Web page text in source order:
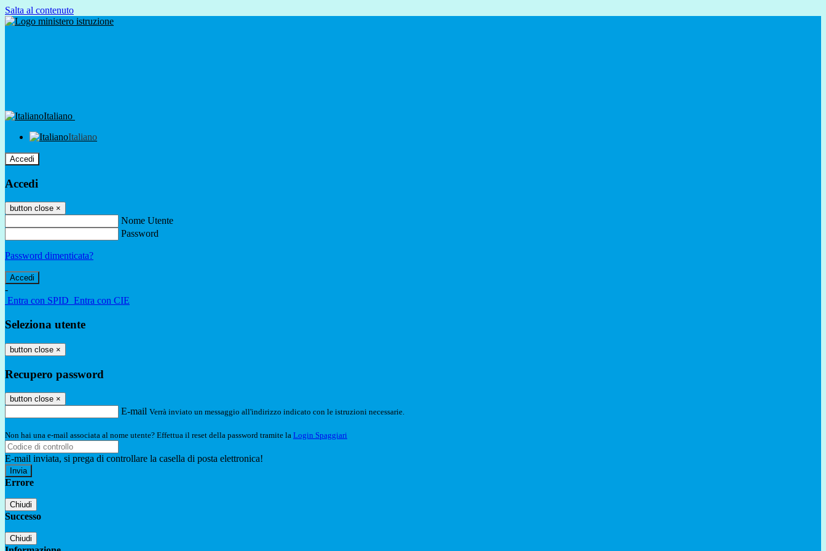
Salta al contenuto
Italiano
Italiano
Accedi
Accedi
button close ×
Nome Utente
Password
Password dimenticata?
-
Entra con SPID Entra con CIE
Seleziona utente
button close ×
Recupero password
button close ×
E-mail Verrà inviato un messaggio all'indirizzo indicato con le istruzioni necessarie.
Non hai una e-mail associata al nome utente? Effettua il reset della password tramite la Login Spaggiari
E-mail inviata, si prega di controllare la casella di posta elettronica!
Errore
Chiudi
Successo
Chiudi